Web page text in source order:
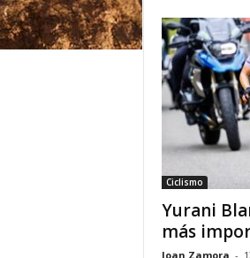
Ciclismo
Yurani
más
Joan Zamora -